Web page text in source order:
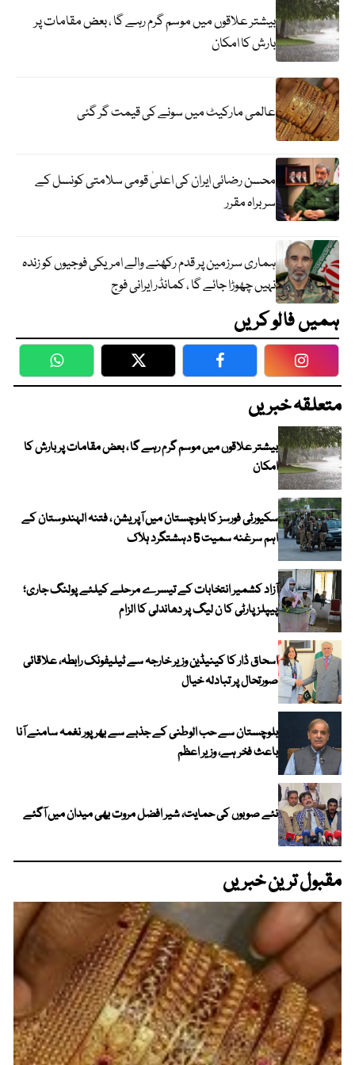
بیشتر علاقوں میں موسم گرم رہے گا ، بعض مقامات پر
بارش کا امکان
عالمی مارکیٹ میں سونے کی قیمت گر گئی
محسن رضائی ایران کی اعلیٰ قومی سلامتی کونسل کے
سربراہ مقرر
ہماری سرزمین پر قدم رکھنے والے امریکی فوجیوں کو زندہ
نہیں چھوڑا جائے گا ، کمانڈر ایرانی فوج
ہمیں فالو کریں
WhatsApp Twitter Facebook
متعلقہ خبریں
بیشتر علاقوں میں موسم گرم رہے گا ، بعض مقامات پر بارش کا
امکان
سکیورٹی فورسز کا بلوچستان میں آپریشن ، فتنہ الہندوستان کے
اہم سرغنہ سمیت 5 دہشتگرد ہلاک
آزاد کشمیر انتخابات کے تیسرے مرحلے کیلئے پولنگ جاری؛
پیپلز پارٹی کا ن لیگ پر دھاندلی کا الزام
اسحاق ڈار کا کینیڈین وزیر خارجہ سے ٹیلیفونک رابطہ، علاقائی
صورتحال پر تبادلہ خیال
بلوچستان سے حب الوطنی کے جذبے سے بھرپور نغمہ سامنے آنا
باعث فخر ہے، وزیر اعظم
نئے صوبوں کی حمایت، شیر افضل مروت بھی میدان میں آگئے
مقبول ترین خبریں